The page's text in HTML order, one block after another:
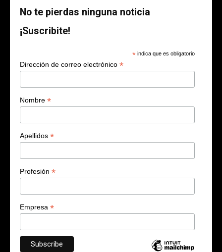
No te pierdas ninguna noticia
¡Suscribite!
* indica que es obligatorio
Dirección de correo electrónico *
Nombre *
Apellidos *
Profesión *
Empresa *